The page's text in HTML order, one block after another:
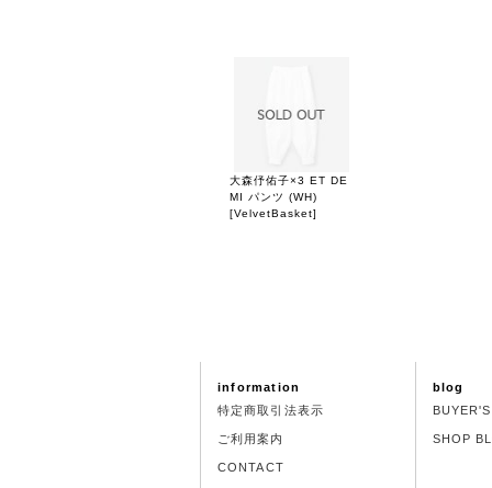
大森伃佑子×3 ET DE
MI パンツ (WH)
[VelvetBasket]
information
特定商取引法表示
ご利用案内
CONTACT
blog
SHOP